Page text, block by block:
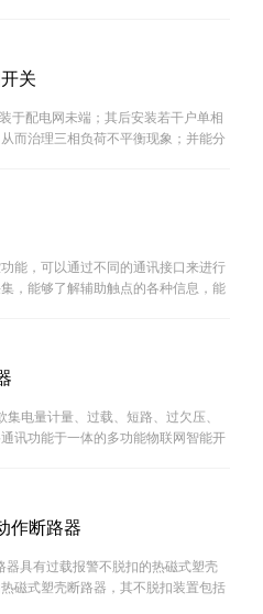
关
于配电网未端；其后安装若干户单相
而治理三相负荷不平衡现象；并能分
能，可以通过不同的通讯接口来进行
，能够了解辅助触点的各种信息，能
电量计量、过载、短路、过欠压、
讯功能于一体的多功能物联网智能开
作断路器
具有过载报警不脱扣的热磁式塑壳
磁式塑壳断路器，其不脱扣装置包括